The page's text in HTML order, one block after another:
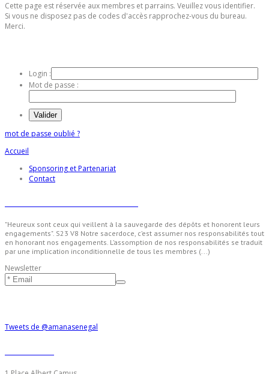
Cette page est réservée aux membres et parrains. Veuillez vous identifier.
Si vous ne disposez pas de codes d'accès rapprochez-vous du bureau.
Merci.
Login :
Mot de passe :
mot de passe oublié ?
Accueil
Sponsoring et Partenariat
Contact
"Heureux sont ceux qui veillent à la sauvegarde des dépôts et honorent leurs
engagements". S23 V8 Notre sacerdoce, c’est assumer nos responsabilités tout
en honorant nos engagements. L’assomption de nos responsabilités se traduit
par une implication inconditionnelle de tous les membres (...)
Newsletter
Tweets de @amanasenegal